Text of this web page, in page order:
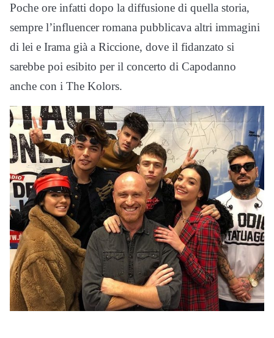
Poche ore infatti dopo la diffusione di quella storia,
sempre l’influencer romana pubblicava altri immagini
di lei e Irama già a Riccione, dove il fidanzato si
sarebbe poi esibito per il concerto di Capodanno
anche con i The Kolors.